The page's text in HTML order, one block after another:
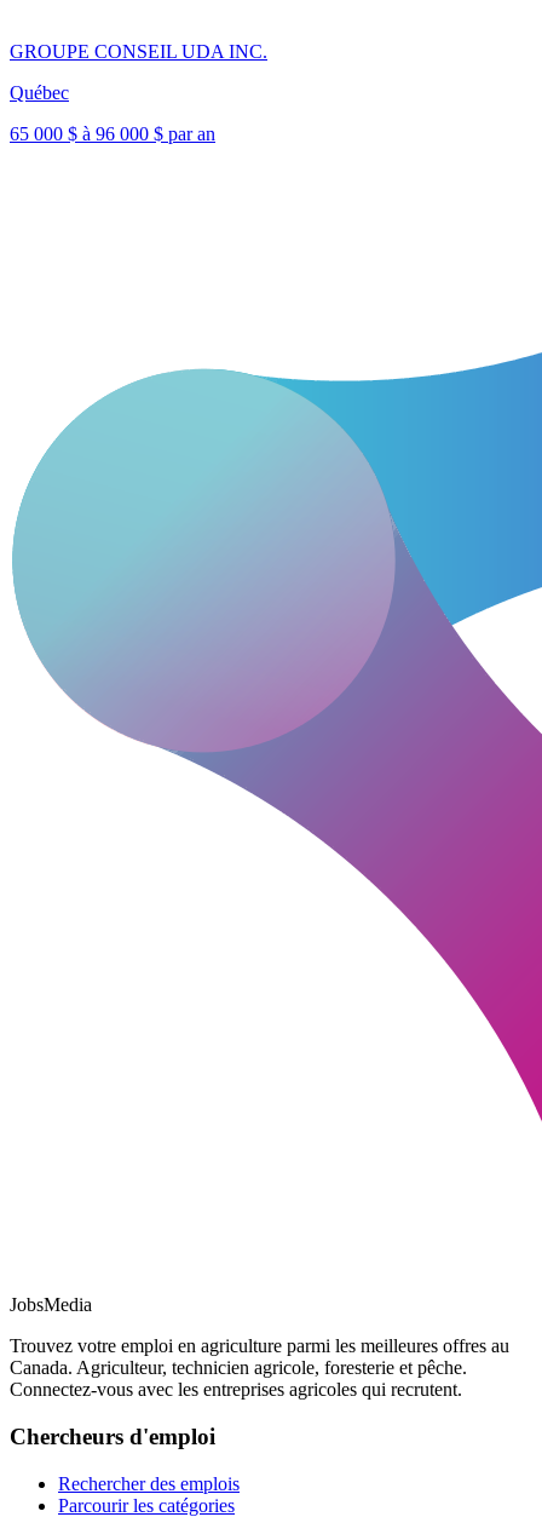
GROUPE CONSEIL UDA INC.
Québec
65 000 $ à 96 000 $ par an
JobsMedia
Trouvez votre emploi en agriculture parmi les meilleures offres au
Canada. Agriculteur, technicien agricole, foresterie et pêche.
Connectez-vous avec les entreprises agricoles qui recrutent.
Chercheurs d'emploi
Rechercher des emplois
Parcourir les catégories